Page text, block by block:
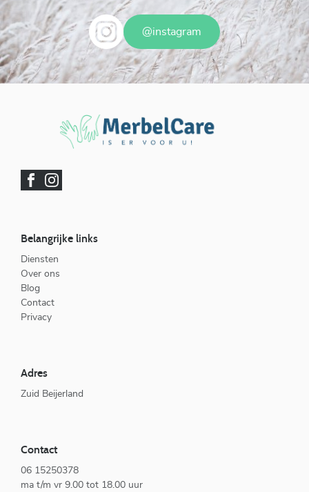
@instagram
Belangrijke links
Diensten
Over ons
Blog
Contact
Privacy
Adres
Zuid Beijerland
Contact
06 15250378
ma t/m vr 9.00 tot 18.00 uur